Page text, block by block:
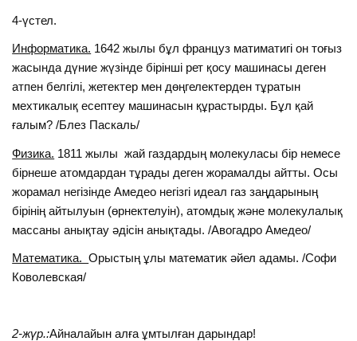
4-үстел.
Информатика. 1642 жылы бұл француз матиматигі он тоғыз
жасында дүние жүзінде бірінші рет қосу машинасы деген
атпен белгілі, жетектер мен дөңгелектерден тұратын
мехтикалық есептеу машинасын құрастырды. Бұл қай
ғалым? /Блез Паскаль/
Физика. 1811 жылы жай газдардың молекуласы бiр немесе
бiрнеше атомдардан тұрады деген жорамалды айтты. Осы
жорамал негiзiнде Амедео негiзгi идеал газ заңдарының
бiрiнiң айтылуын (өрнектелуiн), атомдық және молекулалық
массаны анықтау әдiсiн анықтады. /Авогадро Амедео/
Математика.Орыстың ұлы математик әйел адамы. /Софи
Коволевская/
2-жүр.:Айналайын алға ұмтылған дарындар!